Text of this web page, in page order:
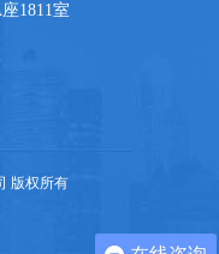
1811室
版权所有